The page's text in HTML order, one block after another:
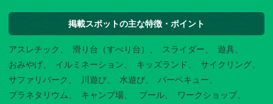
掲載スポットの主な特徴・ポイント
アスレチック 滑り台（すべり台） スライダー
遊具
おみやげ
イルミネーション キッズランド
サイクリング
サファリパーク
川遊び 水遊び
バーベキュー
プラネタリウム
キャンプ場 プール
ワークショップ